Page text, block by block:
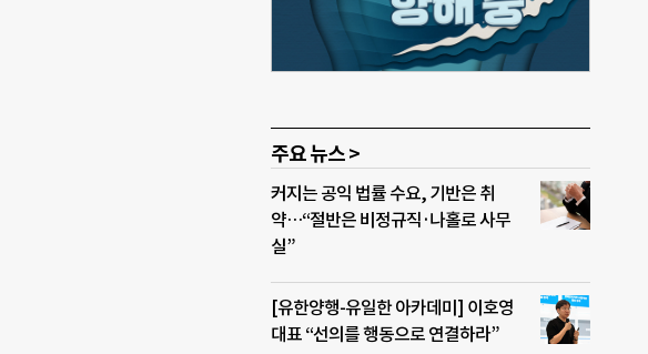
주요 뉴스 >
커지는 공익 법률 수요, 기반은 취
약…“절반은 비정규직·나홀로 사무
실”
[유한양행-유일한 아카데미] 이호영
대표 “선의를 행동으로 연결하라”